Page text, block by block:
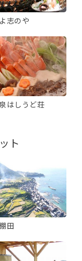
志のや
はしうど荘
ト
田